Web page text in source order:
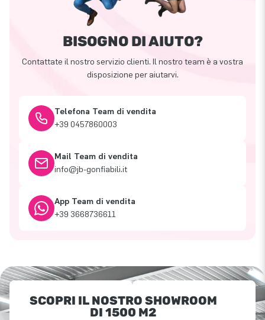
BISOGNO DI AIUTO?
Contattate il nostro servizio clienti. Il nostro team è a vostra
disposizione per aiutarvi.
Telefona Team di vendita
+39 0457860003
Mail Team di vendita
info@jb-gonfiabili.it
App Team di vendita
+39 3668736611
SCOPRI IL NOSTRO SHOWROOM
DI 1500 M2